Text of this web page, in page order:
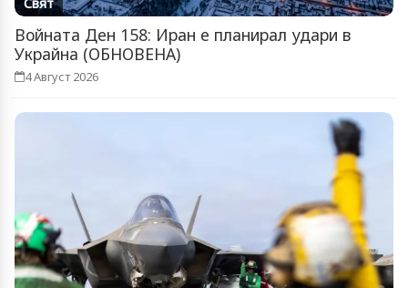
Свят
Войната Ден 158: Иран е планирал удари в
Украйна (ОБНОВЕНА)
4 Август 2026